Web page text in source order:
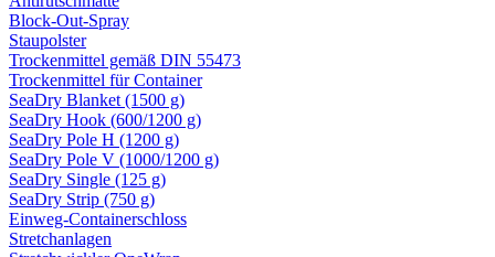
Block-Out-Spray
Staupolster
Trockenmittel gemäß DIN 55473
Trockenmittel für Container
SeaDry Blanket (1500 g)
SeaDry Hook (600/1200 g)
SeaDry Pole H (1200 g)
SeaDry Pole V (1000/1200 g)
SeaDry Single (125 g)
SeaDry Strip (750 g)
Einweg-Containerschloss
Stretchanlagen